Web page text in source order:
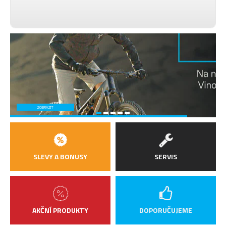
ZOBRAZIT
SLEVY A BONUSY
AKČNÍ PRODUKTY
SERVIS
DOPORUČUJEME